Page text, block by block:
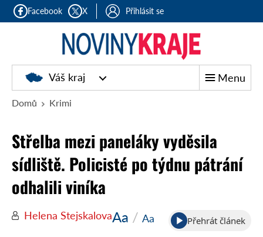
Facebook X Přihlásit se
Noviny
kraje
Váš kraj Menu
Domů Krimi
Střelba mezi paneláky vyděsila
sídliště. Policisté po týdnu pátrání
odhalili viníka
Helena StejskalovaAa / Aa Přehrát článek